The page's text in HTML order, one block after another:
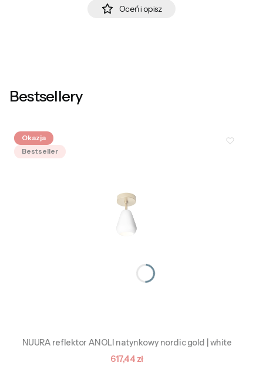
Oceń i opisz
Bestsellery
Okazja
Bestseller
NUURA reflektor ANOLI natynkowy nordic gold | white
Cena promocyjna
617,44 zł